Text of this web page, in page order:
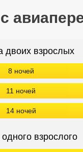
двоих взрослых
8 ночей
11 ночей
14 ночей
взрослого